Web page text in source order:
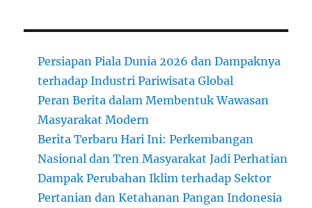
Persiapan Piala Dunia 2026 dan Dampaknya
terhadap Industri Pariwisata Global
Peran Berita dalam Membentuk Wawasan
Masyarakat Modern
Berita Terbaru Hari Ini: Perkembangan
Nasional dan Tren Masyarakat Jadi Perhatian
Dampak Perubahan Iklim terhadap Sektor
Pertanian dan Ketahanan Pangan Indonesia